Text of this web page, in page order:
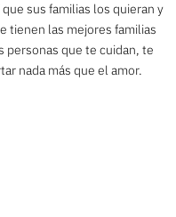
sus familias los quieran y
tienen las mejores familias
personas que te cuidan, te
nada más que el amor.